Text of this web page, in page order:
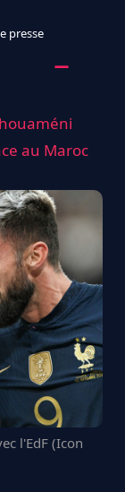
presse
au Maroc
l'EdF (Icon